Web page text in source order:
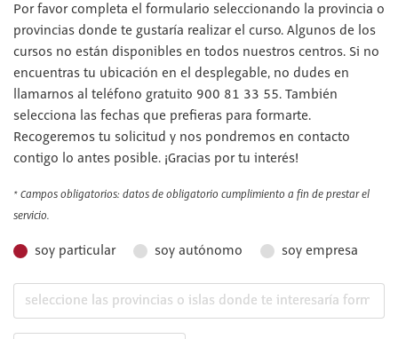
Por favor completa el formulario seleccionando la provincia o
provincias donde te gustaría realizar el curso. Algunos de los
cursos no están disponibles en todos nuestros centros. Si no
encuentras tu ubicación en el desplegable, no dudes en
llamarnos al teléfono gratuito 900 81 33 55. También
selecciona las fechas que prefieras para formarte.
Recogeremos tu solicitud y nos pondremos en contacto
contigo lo antes posible. ¡Gracias por tu interés!
* Campos obligatorios: datos de obligatorio cumplimiento a fin de prestar el
servicio.
soy particular soy autónomo soy empresa